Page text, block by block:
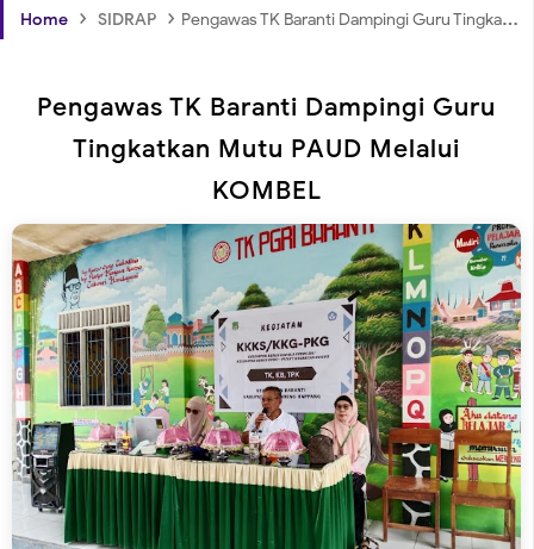
Home › SIDRAP › Pengawas TK Baranti Dampingi Guru Tingkatkan Mutu PAUD Melalui KOMBEL
Pengawas TK Baranti Dampingi Guru
Tingkatkan Mutu PAUD Melalui
KOMBEL